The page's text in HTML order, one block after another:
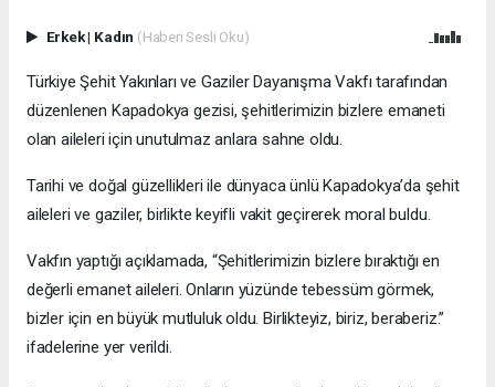
Erkek| Kadın (Haberi Sesli Oku)
Türkiye Şehit Yakınları ve Gaziler Dayanışma Vakfı tarafından
düzenlenen Kapadokya gezisi, şehitlerimizin bizlere emaneti
olan aileleri için unutulmaz anlara sahne oldu.
Tarihi ve doğal güzellikleri ile dünyaca ünlü Kapadokya’da şehit
aileleri ve gaziler, birlikte keyifli vakit geçirerek moral buldu.
Vakfın yaptığı açıklamada, “Şehitlerimizin bizlere bıraktığı en
değerli emanet aileleri. Onların yüzünde tebessüm görmek,
bizler için en büyük mutluluk oldu. Birlikteyiz, biriz, beraberiz.”
ifadelerine yer verildi.